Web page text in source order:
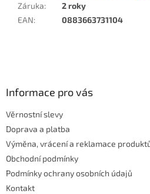
Záruka:
2 roky
EAN: 0883663731104
Informace pro vás
Věrnostní slevy
Doprava a platba
Výměna, vrácení a reklamace
Obchodní podmínky
Podmínky ochrany osobních údajů
Kontakt